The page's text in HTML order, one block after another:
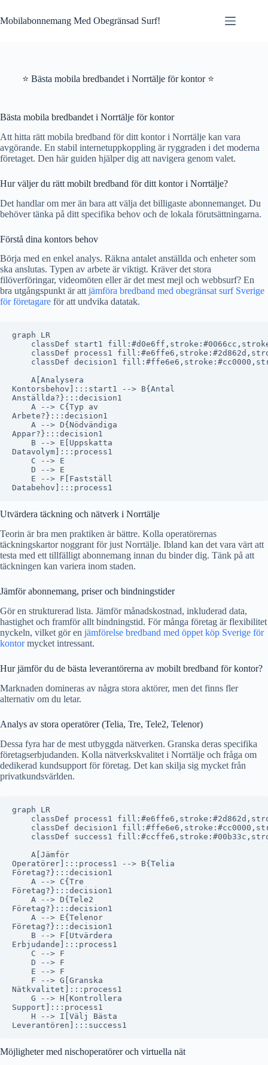
to
content
Mobilabonnemang Med Obegränsad Surf!
⭐ Bästa mobila bredbandet i Norrtälje för kontor ⭐
Bästa mobila bredbandet i Norrtälje för kontor
Att hitta rätt mobila bredband för ditt kontor i Norrtälje kan vara
avgörande. En stabil internetuppkoppling är ryggraden i det moderna
företaget. Den här guiden hjälper dig att navigera genom valet.
Hur väljer du rätt mobilt bredband för ditt kontor i Norrtälje?
Det handlar om mer än bara att välja det billigaste abonnemanget. Du
behöver tänka på ditt specifika behov och de lokala förutsättningarna.
Förstå dina kontors behov
Börja med en enkel analys. Räkna antalet anställda och enheter som
ska anslutas. Typen av arbete är viktigt. Kräver det stora
filöverföringar, videomöten eller är det mest mejl och webbsurf? En
bra utgångspunkt är att jämföra bredband med obegränsat surf Sverige
för företagare för att undvika datatak.
graph LR
classDef start1
classDef process1
classDef decision1
    A[Analysera
Kontorsbehov]:::start1 --> B{Antal
Anställda?}:::decision1
    A --> C{Typ av
Arbete?}:::decision1
    A --> D{Nödvändiga
Appar?}:::decision1
    B --> E[Uppskatta
Datavolym]:::process1
    C --> E
    D --> E
    E --> F[Fastställ
Utvärdera täckning och nätverk i Norrtälje
Teorin är bra men praktiken är bättre. Kolla operatörernas
täckningskartor noggrant för just Norrtälje. Ibland kan det vara värt att
testa med ett tillfälligt abonnemang innan du binder dig. Tänk på att
täckningen kan variera inom staden.
Jämför abonnemang, priser och bindningstider
Gör en strukturerad lista. Jämför månadskostnad, inkluderad data,
hastighet och framför allt bindningstid. För många företag är flexibilitet
nyckeln, vilket gör en jämförelse bredband med öppet köp Sverige för
kontormycket intressant.
Hur jämför du de bästa leverantörerna av mobilt bredband för kontor?
Marknaden domineras av några stora aktörer, men det finns fler
alternativ om du letar.
Analys av stora operatörer (Telia, Tre, Tele2, Telenor)
Dessa fyra har de mest utbyggda nätverken. Granska deras specifika
företagserbjudanden. Kolla nätverkskvalitet i Norrtälje och fråga om
dedikerad kundsupport för företag. Det kan skilja sig mycket från
privatkundsvärlden.
graph LR
classDef process1
classDef decision1
classDef success1
    A[Jämför
Operatörer]:::process1 --> B{Telia
Företag?}:::decision1
    A --> C{Tre
Företag?}:::decision1
    A --> D{Tele2
Företag?}:::decision1
    A --> E{Telenor
Företag?}:::decision1
    B --> F[Utvärdera
Erbjudande]:::process1
    C --> F
    D --> F
    E --> F
    F --> G[Granska
Nätkvalitet]:::process1
    G --> H[Kontrollera
Support]:::process1
    H --> I[Välj Bästa
Möjligheter med nischoperatörer och virtuella nät